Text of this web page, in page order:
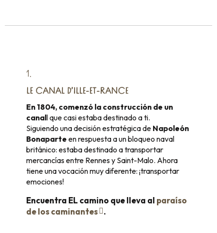
1.
LE CANAL D’ILLE-ET-RANCE
En 1804, comenzó la construcción de un
canall que casi estaba destinado a ti.
Siguiendo una decisión estratégica de Napoleón
Bonaparte en respuesta a un bloqueo naval
británico: estaba destinado a transportar
mercancías entre Rennes y Saint-Malo. Ahora
tiene una vocación muy diferente: ¡transportar
emociones!
Encuentra EL camino que lleva al paraíso
de los caminantes
.